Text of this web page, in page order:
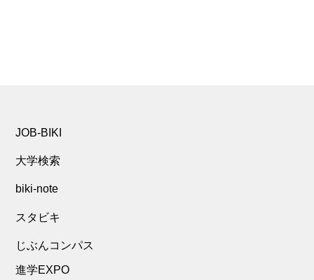
JOB-BIKI
大学検索
biki-note
スタビキ
じぶんコンパス
進学EXPO